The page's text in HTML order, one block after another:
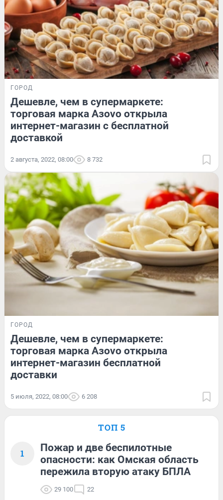
ГОРОД
Дешевле, чем в супермаркете:
торговая марка Азovo открыла
интернет-магазин с бесплатной
доставкой
2 августа, 2022, 08:00 8 732
ГОРОД
Дешевле, чем в супермаркете:
торговая марка Азovo открыла
интернет-магазин бесплатной
доставки
5 июля, 2022, 08:00 6 208
ТОП 5
1
Пожар и две беспилотные
опасности: как Омская область
пережила вторую атаку БПЛА
29 100 22